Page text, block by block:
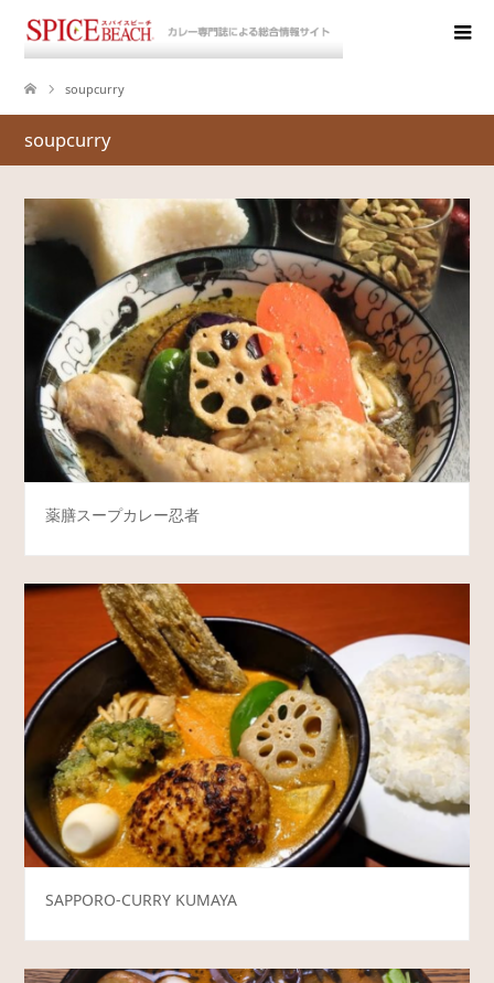
soupcurry
soupcurry
薬膳スープカレー忍者
SAPPORO-CURRY KUMAYA